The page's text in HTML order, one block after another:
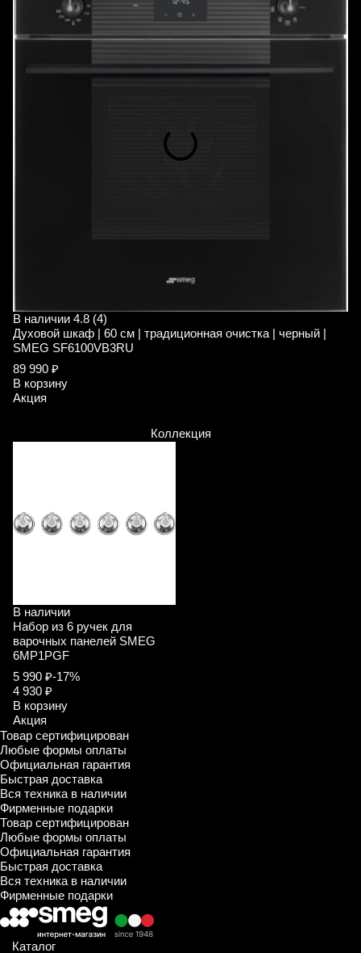
В наличии 4.8 (4)
Духовой шкаф | 60 см | традиционная очистка | черный |
SMEG SF6100VB3RU
89 990 ₽
В корзину
Акция
Коллекция
В наличии
Набор из 6 ручек для
варочных панелей SMEG
6MP1PGF
5 990 ₽-17%
4 930 ₽
В корзину
Акция
Товар сертифицирован
Любые формы оплаты
Официальная гарантия
Быстрая доставка
Вся техника в наличии
Фирменные подарки
Товар сертифицирован
Любые формы оплаты
Официальная гарантия
Быстрая доставка
Вся техника в наличии
Фирменные подарки
Каталог